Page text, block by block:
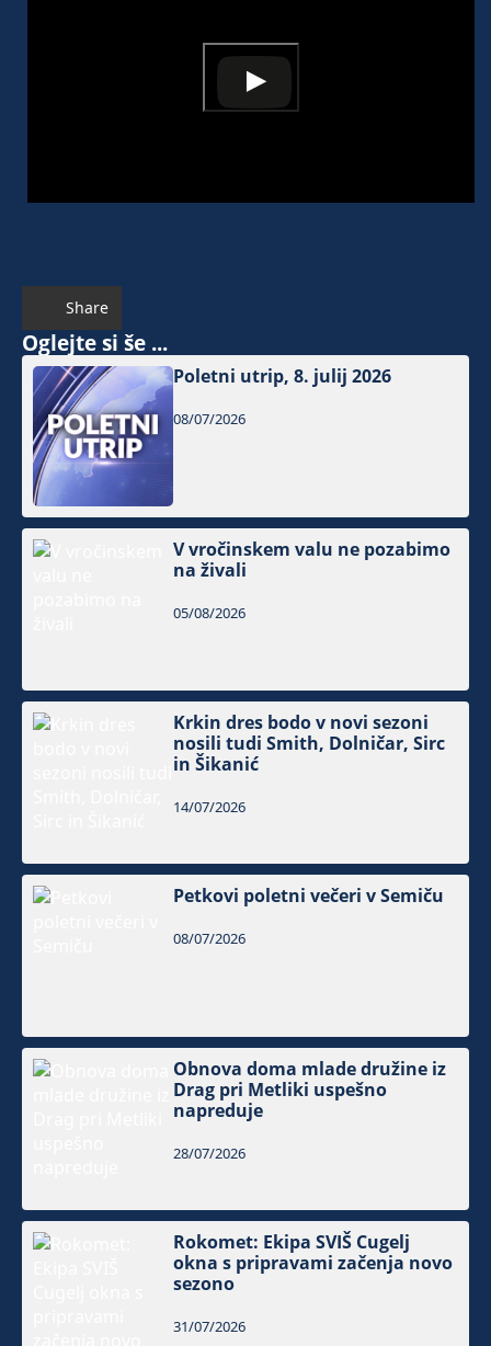
Share
Oglejte si še ...
Poletni utrip, 8. julij 2026
08/07/2026
V vročinskem valu ne pozabimo
na živali
05/08/2026
Krkin dres bodo v novi sezoni
nosili tudi Smith, Dolničar, Sirc
in Šikanić
14/07/2026
Petkovi poletni večeri v Semiču
08/07/2026
Obnova doma mlade družine iz
Drag pri Metliki uspešno
napreduje
28/07/2026
Rokomet: Ekipa SVIŠ Cugelj
okna s pripravami začenja novo
sezono
31/07/2026